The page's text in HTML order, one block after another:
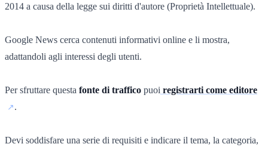
2014 a causa della legge sui diritti d'autore (Proprietà Intellettuale).
Google News cerca contenuti informativi online e li mostra,
adattandoli agli interessi degli utenti.
Per sfruttare questa fonte di traffico puoi registrarti come editore
.
Devi soddisfare una serie di requisiti e indicare il tema, la categoria,